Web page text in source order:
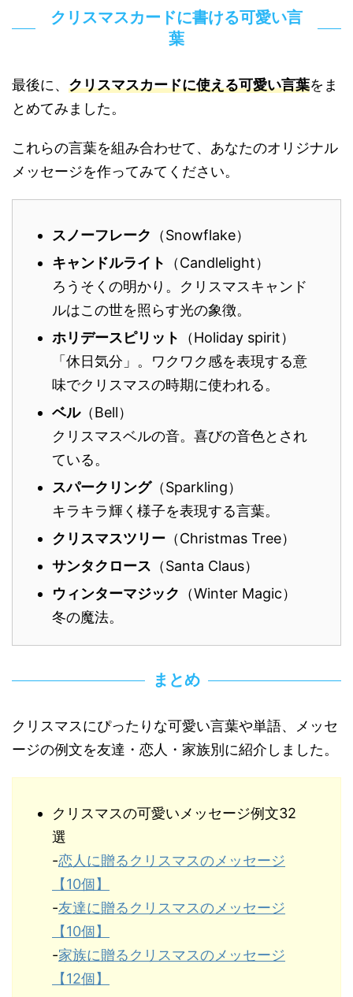
クリスマスカードに書ける可愛い言
葉
最後に、 クリスマスカードに使える可愛い言葉をま
とめてみました。
これらの言葉を組み合わせて、あなたのオリジナル
メッセージを作ってみてください。
スノーフレーク （Snowflake）
キャンドルライト
（Candlelight）
ろうそくの明かり。クリスマスキャンド
ルはこの世を照らす光の象徴。
ホリデースピリット
（Holiday spirit）
「休日気分」。ワクワク感を表現する意
味でクリスマスの時期に使われる。
ベル（Bell）
クリスマスベルの音。喜びの音色とされ
ている。
スパークリング（Sparkling）
キラキラ輝く様子を表現する言葉。
クリスマスツリー （Christmas Tree）
サンタクロース （Santa Claus）
ウィンターマジック （Winter Magic）
冬の魔法。
まとめ
クリスマスにぴったりな可愛い言葉や単語、メッセ
ージの例文を友達・恋人・家族別に紹介しました。
クリスマスの可愛いメッセージ例文32
選
-恋人に贈るクリスマスのメッセージ
【10個】
-友達に贈るクリスマスのメッセージ
【10個】
-家族に贈るクリスマスのメッセージ
【12個】